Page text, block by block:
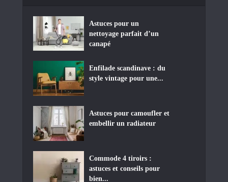
Astuces pour un
nettoyage parfait d’un
canapé
Enfilade scandinave : du
style vintage pour une...
Astuces pour camoufler et
embellir un radiateur
Commode 4 tiroirs :
astuces et conseils pour
bien...